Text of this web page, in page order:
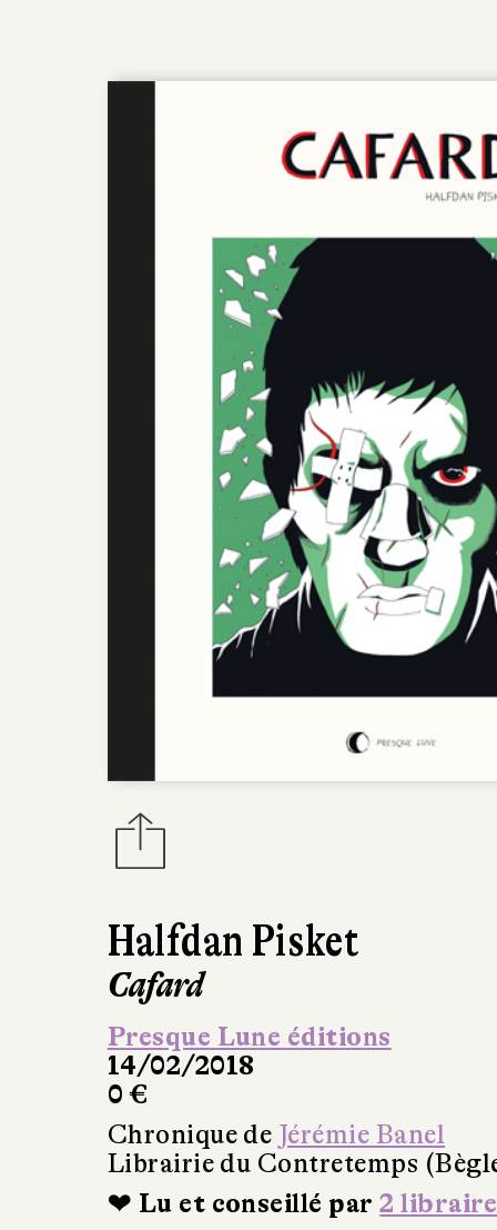
Halfdan Pisket
Cafard
Presque Lune éditions
14/02/2018
0 €
Chronique de Jérémie Banel
Librairie du Contretemps
❤ Lu et conseillé par2